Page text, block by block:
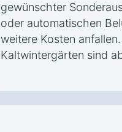
gewünschter
oder automatischen
weitere Kosten
Kaltwintergärten sind